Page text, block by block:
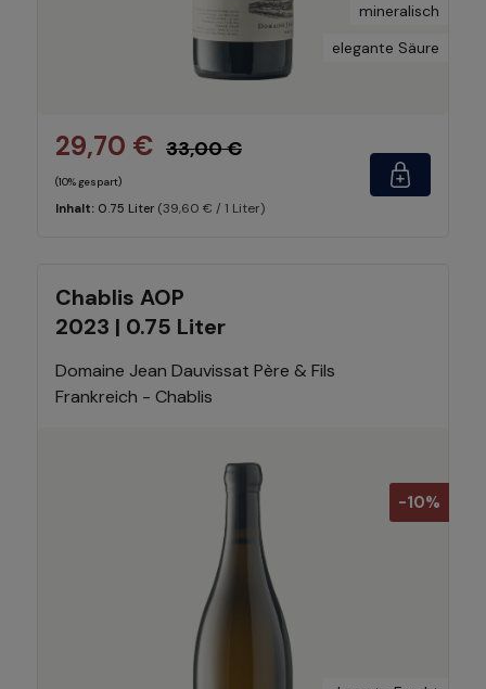
mineralisch
elegante Säure
29,70 € 33,00 €
(10% gespart)
Inhalt: 0.75 Liter (39,60 € / 1 Liter)
Chablis AOP
2023 | 0.75 Liter
Domaine Jean Dauvissat Père & Fils
Frankreich - Chablis
-10%